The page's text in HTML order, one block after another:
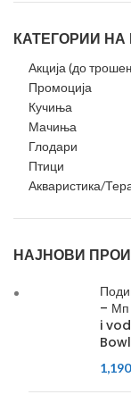
КАТЕГОРИИ
Акција (до
Промоција
Кучиња
Мачиња
Глодари
Птици
Акваристика/
НАЈНОВИ
–
i
1,190